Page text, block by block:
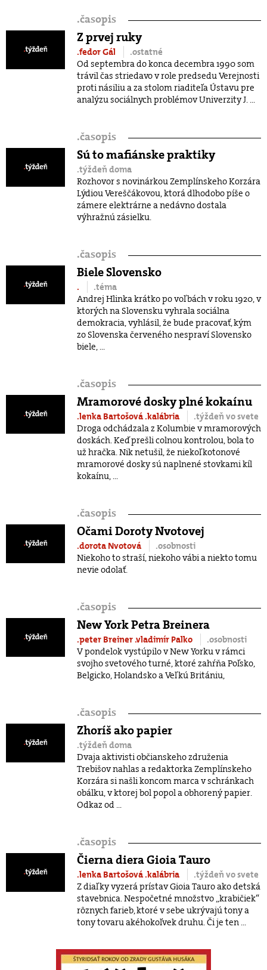
.časopis
Z prvej ruky
.fedor Gál
.ostatné
Od septembra do konca decembra 1990 som
trávil čas striedavo v role predsedu Verejnosti
proti násiliu a za stolom riaditeľa Ústavu pre
analýzu sociálnych problémov Univerzity J. ...
.časopis
Sú to mafiánske praktiky
.týždeň doma
Rozhovor s novinárkou Zemplínskeho Korzára
Lýdiou Vereščákovou, ktorá dlhodobo píše o
zámere elektrárne a nedávno dostala
výhražnú zásielku.
.časopis
Biele Slovensko
.
.téma
Andrej Hlinka krátko po voľbách v roku 1920, v
ktorých na Slovensku vyhrala sociálna
demokracia, vyhlásil, že bude pracovať, kým
zo Slovenska červeného nespraví Slovensko
biele, ...
.časopis
Mramorové dosky plné kokaínu
.lenka Bartošová.kalábria
.týždeň vo svete
Droga odchádzala z Kolumbie v mramorových
doskách. Keď prešli colnou kontrolou, bola to
už hračka. Nik netušil, že niekoľkotonové
mramorové dosky sú naplnené stovkami kíl
kokaínu, ...
.časopis
Očami Doroty Nvotovej
.dorota Nvotová
.osobnosti
Niekoho to straší, niekoho vábi a niekto tomu
nevie odolať.
.časopis
New York Petra Breinera
.peter Breiner.vladimír Palko
.osobnosti
V pondelok vystúpilo v New Yorku v rámci
svojho svetového turné, ktoré zahŕňa Poľsko,
Belgicko, Holandsko a Veľkú Britániu,
.časopis
Zhoríš ako papier
.týždeň doma
Dvaja aktivisti občianskeho združenia
Trebišov nahlas a redaktorka Zemplínskeho
Korzára si našli koncom marca v schránkach
obálku, v ktorej bol popol a obhorený papier.
Odkaz od ...
.časopis
Čierna diera Gioia Tauro
.lenka Bartošová.kalábria
.týždeň vo svete
Z diaľky vyzerá prístav Gioia Tauro ako detská
stavebnica. Nespočetné množstvo „krabičiek“
rôznych farieb, ktoré v sebe ukrývajú tony a
tony tovaru akéhokoľvek druhu. Či je ten ...